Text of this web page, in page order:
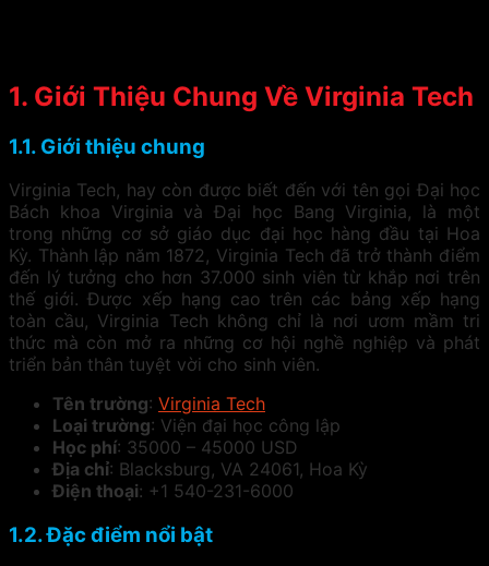
1. Giới Thiệu Chung Về Virginia Tech
1.1. Giới thiệu chung
Virginia Tech, hay còn được biết đến với tên gọi Đại học
Bách khoa Virginia và Đại học Bang Virginia, là một
trong những cơ sở giáo dục đại học hàng đầu tại Hoa
Kỳ. Thành lập năm 1872, Virginia Tech đã trở thành điểm
đến lý tưởng cho hơn 37.000 sinh viên từ khắp nơi trên
thế giới. Được xếp hạng cao trên các bảng xếp hạng
toàn cầu, Virginia Tech không chỉ là nơi ươm mầm tri
thức mà còn mở ra những cơ hội nghề nghiệp và phát
triển bản thân tuyệt vời cho sinh viên.
Tên trường: Virginia Tech
Loại trường: Viện đại học công lập
Học phí: 35000 – 45000 USD
Địa chỉ: Blacksburg, VA 24061, Hoa Kỳ
Điện thoại: +1 540-231-6000
1.2. Đặc điểm nổi bật